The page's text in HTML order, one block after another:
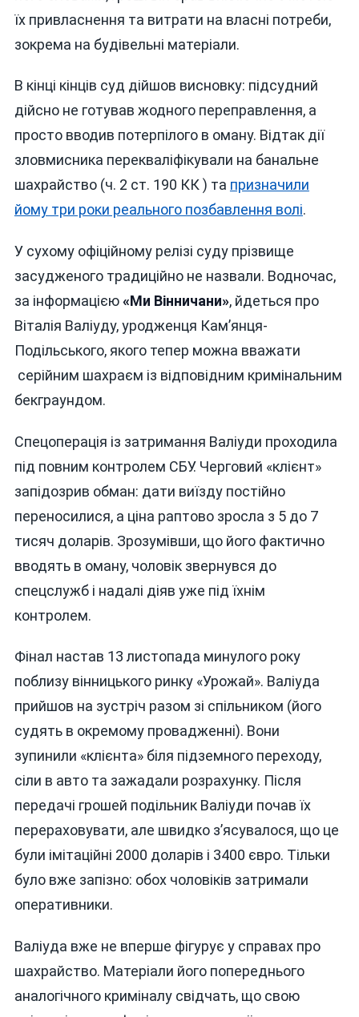
їх привласнення та витрати на власні потреби,
зокрема на будівельні матеріали.
В кінці кінців суд дійшов висновку: підсудний
дійсно не готував жодного переправлення, а
просто вводив потерпілого в оману. Відтак дії
зловмисника перекваліфікували на банальне
шахрайство (ч. 2 ст. 190 КК ) та призначили
йому три роки реального позбавлення волі.
У сухому офіційному релізі суду прізвище
засудженого традиційно не назвали. Водночас,
за інформацією«Ми Вінничани», йдеться про
Віталія Валіуду, уродженця Кам’янця-
Подільського, якого тепер можна вважати
серійним шахраєм із відповідним кримінальним
бекграундом.
Спецоперація із затримання Валіуди проходила
під повним контролем СБУ. Черговий «клієнт»
запідозрив обман: дати виїзду постійно
переносилися, а ціна раптово зросла з 5 до 7
тисяч доларів. Зрозумівши, що його фактично
вводять в оману, чоловік звернувся до
спецслужб і надалі діяв уже під їхнім
контролем.
Фінал настав 13 листопада минулого року
поблизу вінницького ринку «Урожай». Валіуда
прийшов на зустріч разом зі спільником (його
судять в окремому провадженні). Вони
зупинили «клієнта» біля підземного переходу,
сіли в авто та зажадали розрахунку. Після
передачі грошей подільник Валіуди почав їх
перераховувати, але швидко з’ясувалося, що це
були імітаційні 2000 доларів і 3400 євро. Тільки
було вже запізно: обох чоловіків затримали
оперативники.
Валіуда вже не вперше фігурує у справах про
шахрайство. Матеріали його попереднього
аналогічного криміналу свідчать, що свою